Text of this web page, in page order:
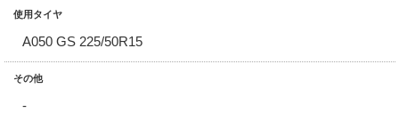
使用タイヤ
A050 GS 225/50R15
その他
-